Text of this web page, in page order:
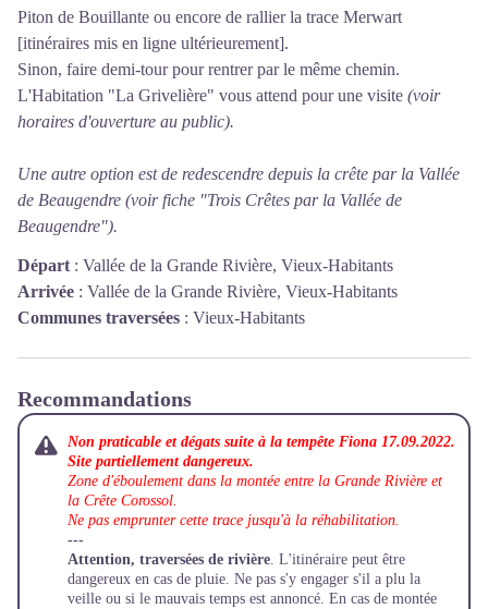
Piton de Bouillante ou encore de rallier la trace Merwart
[itinéraires mis en ligne ultérieurement].
Sinon, faire demi-tour pour rentrer par le même chemin.
L'Habitation "La Grivelière" vous attend pour une visite (voir
horaires d'ouverture au public).
Une autre option est de redescendre depuis la crête par la Vallée
de Beaugendre (voir fiche "Trois Crêtes par la Vallée de
Beaugendre").
Départ : Vallée de la Grande Rivière, Vieux-Habitants
Arrivée : Vallée de la Grande Rivière, Vieux-Habitants
Communes traversées : Vieux-Habitants
Recommandations
Non praticable et dégats suite à la tempête Fiona 17.09.2022.
Site partiellement dangereux.
Zone d'éboulement dans la montée entre la Grande Rivière et
la Crête Corossol.
Ne pas emprunter cette trace jusqu'à la réhabilitation.
---
Attention, traversées de rivière. L'itinéraire peut être
dangereux en cas de pluie. Ne pas s'y engager s'il a plu la
veille ou si le mauvais temps est annoncé. En cas de montée